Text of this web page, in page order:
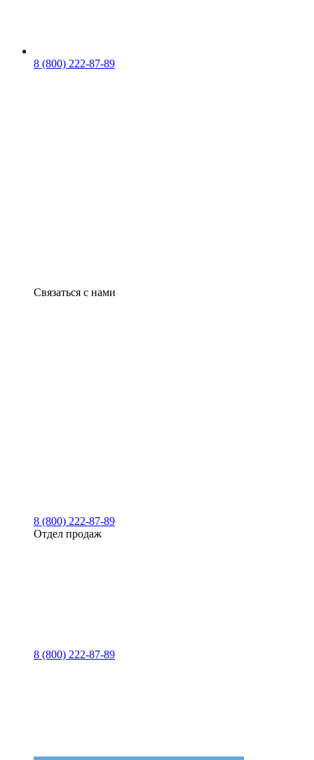
8 (800) 222-87-89
Связаться с нами
8 (800) 222-87-89
Отдел продаж
8 (800) 222-87-89